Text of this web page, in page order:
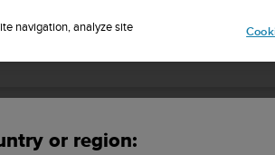
3 FITNESS 사용 설명서
or region:
navigation, analyze site